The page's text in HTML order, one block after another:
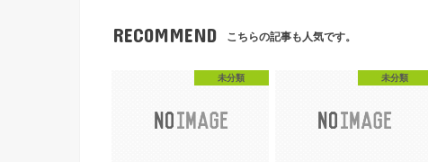
RECOMMEND こちらの記事も人気です。
未分類 未分類